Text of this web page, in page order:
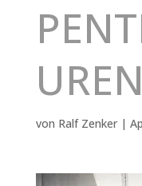
UREN
von Ralf Zenker|